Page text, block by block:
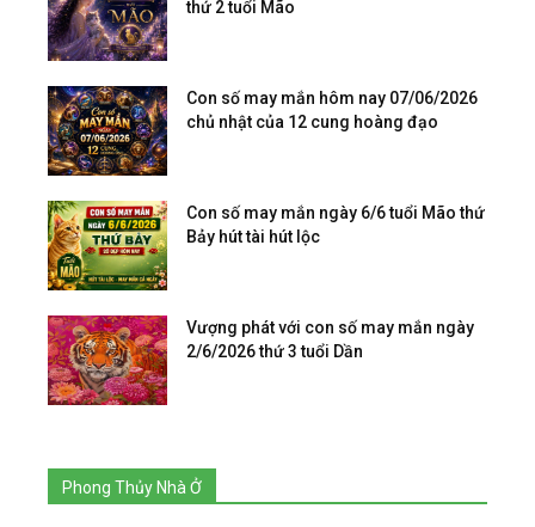
thứ 2 tuổi Mão
Con số may mắn hôm nay 07/06/2026
chủ nhật của 12 cung hoàng đạo
Con số may mắn ngày 6/6 tuổi Mão thứ
Bảy hút tài hút lộc
Vượng phát với con số may mắn ngày
2/6/2026 thứ 3 tuổi Dần
Phong Thủy Nhà Ở